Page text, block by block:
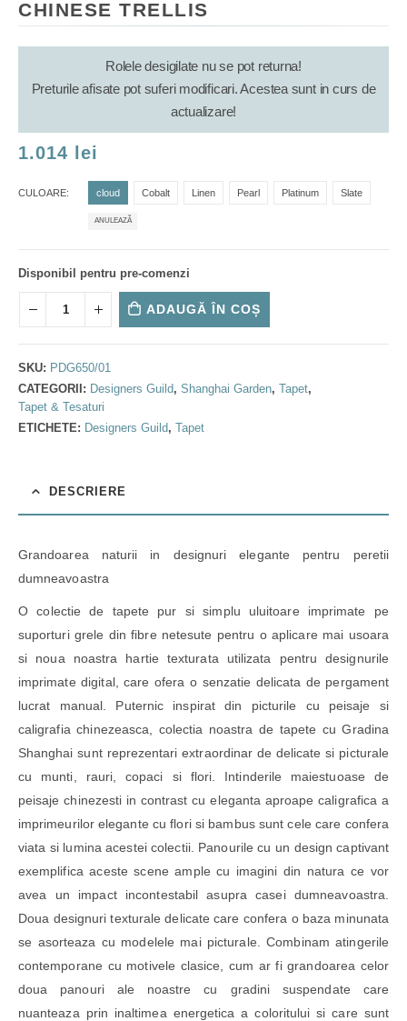
CHINESE TRELLIS
Rolele desigilate nu se pot returna!
Preturile afisate pot suferi modificari. Acestea sunt in curs de
actualizare!
1.014 lei
CULOARE cloud Cobalt Linen Pearl Platinum Slate
ANULEAZĂ
Disponibil pentru pre-comenzi
ADAUGĂ ÎN COȘ
SKU: PDG650/01
CATEGORII: Designers Guild, Shanghai Garden, Tapet,
Tapet & Tesaturi
ETICHETE: Designers Guild, Tapet
DESCRIERE
Grandoarea naturii in designuri elegante pentru peretii
dumneavoastra
O colectie de tapete pur si simplu uluitoare imprimate pe
suporturi grele din fibre netesute pentru o aplicare mai usoara
si noua noastra hartie texturata utilizata pentru designurile
imprimate digital, care ofera o senzatie delicata de pergament
lucrat manual. Puternic inspirat din picturile cu peisaje si
caligrafia chinezeasca, colectia noastra de tapete cu Gradina
Shanghai sunt reprezentari extraordinar de delicate si picturale
cu munti, rauri, copaci si flori. Intinderile maiestuoase de
peisaje chinezesti in contrast cu eleganta aproape caligrafica a
imprimeurilor elegante cu flori si bambus sunt cele care confera
viata si lumina acestei colectii. Panourile cu un design captivant
exemplifica aceste scene ample cu imagini din natura ce vor
avea un impact incontestabil asupra casei dumneavoastra.
Doua designuri texturale delicate care confera o baza minunata
se asorteaza cu modelele mai picturale. Combinam atingerile
contemporane cu motivele clasice, cum ar fi grandoarea celor
doua panouri ale noastre cu gradini suspendate care
nuanteaza prin inaltimea energetica a coloritului si care sunt